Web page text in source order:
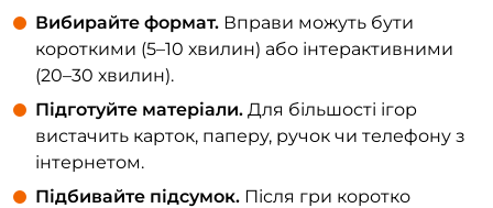
Вибирайте формат. Вправи можуть бути
короткими (5–10 хвилин) або інтерактивними
(20–30 хвилин).
Підготуйте матеріали. Для більшості ігор
вистачить карток, паперу, ручок чи телефону з
інтернетом.
Підбивайте підсумок. Після гри коротко